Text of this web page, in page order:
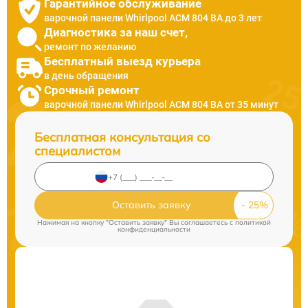
Гарантийное обслуживание
варочной панели Whirlpool ACM 804 BA до 3 лет
Диагностика за наш счет,
ремонт по желанию
Бесплатный выезд курьера
в день обращения
Срочный ремонт
варочной панели Whirlpool ACM 804 BA от 35 минут
Бесплатная консультация со
специалистом
Оставить заявку
Нажимая на кнопку "Оставить заявку" Вы соглашаетесь c политикой
конфиденциальности